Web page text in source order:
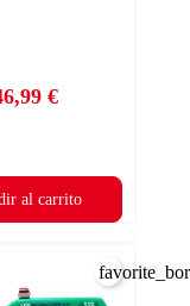
Precio
€
al carrito